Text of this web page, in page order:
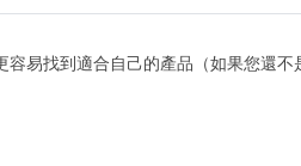
易找到適合自己的產品（如果您還